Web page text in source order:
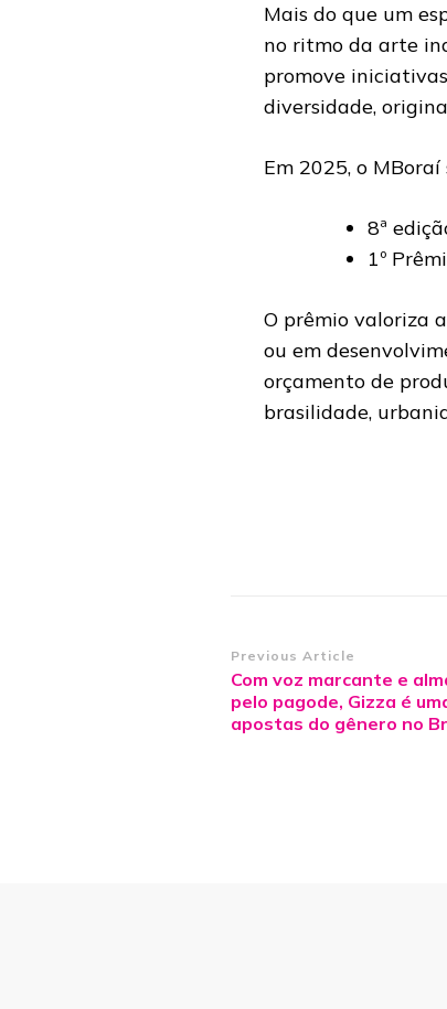
Mais do que um
no ritmo da arte
promove
diversidade,
Em 2025, o
8ª
1º
O prêmio valoriza
ou em
orçamento de
brasilidade,
Post
Navigation
Previous Article
Com voz marcante e
pelo pagode, Gizza é
apostas do gênero no